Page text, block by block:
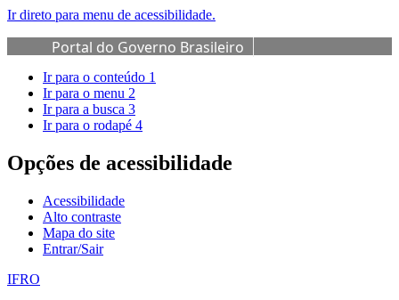
Ir direto para menu de acessibilidade.
Portal do Governo Brasileiro
Ir para o conteúdo 1
Ir para o menu 2
Ir para a busca 3
Ir para o rodapé 4
Opções de acessibilidade
Acessibilidade
Alto contraste
Mapa do site
Entrar/Sair
IFRO